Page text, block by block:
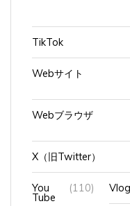
TikTok
Webサイト
Webブラウザ
X（旧Twitter）
You
Tube
(110) Vlog